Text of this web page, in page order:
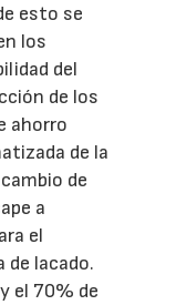
esto se
los
del
de los
ahorro
de la
de
a
el
de lacado.
el 70% de